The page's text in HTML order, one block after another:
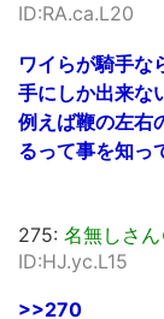
ID:RA.ca.L20
ワイらが騎手な
手にしか出来な
例えば鞭の左右
るって事を知っ
275: 名無しさ
ID:HJ.yc.L15
>>270